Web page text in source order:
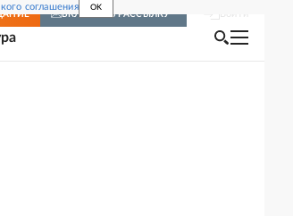
соглашения OK
ВКЛЮЧИТЬ РАССЫЛКУ